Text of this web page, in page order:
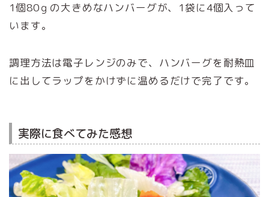
1個80ｇの大きめなハンバーグが、1袋に4個入って
います。
調理方法は電子レンジのみで、ハンバーグを耐熱皿
に出してラップをかけずに温めるだけで完了です。
実際に食べてみた感想